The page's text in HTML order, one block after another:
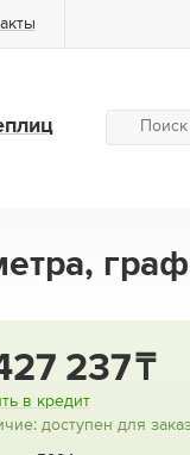
237
в кредит
доступен для